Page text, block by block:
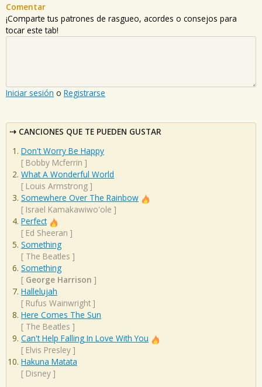
Comentar
¡Comparte tus patrones de rasgueo, acordes o consejos para
tocar este tab!
Iniciar sesión o Registrarse
CANCIONES QUE TE PUEDEN GUSTAR
Don't Worry Be Happy
[ Bobby Mcferrin ]
What A Wonderful World
[ Louis Armstrong ]
Somewhere Over The Rainbow
[ Israel Kamakawiwo'ole ]
Perfect
[ Ed Sheeran ]
Something
[ The Beatles ]
Something
[ George Harrison ]
Hallelujah
[ Rufus Wainwright ]
Here Comes The Sun
[ The Beatles ]
Can't Help Falling In Love With You
[ Elvis Presley ]
Hakuna Matata
[ Disney ]